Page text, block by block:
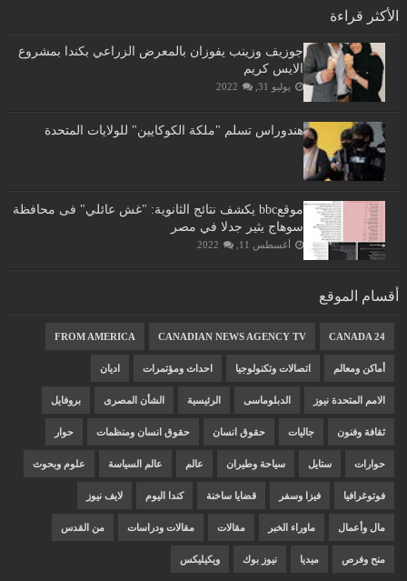
الأكثر قراءة
جوزيف وزينب يفوزان بالمعرض الزراعي بكندا بمشروع
الايس كريم
يوليو 31, 2022
هندوراس تسلم "ملكة الكوكايين" للولايات المتحدة
موقعbbc يكشف نتائج الثانوية: "غش عائلي" فى محافظة
سوهاج يثير جدلا في مصر
أغسطس 11, 2022
أقسام الموقع
CANADA 24
CANADIAN NEWS AGENCY TV
FROM AMERICA
أماكن ومعالم اتصالات وتكنولوجيا احداث ومؤتمرات اديان
الامم المتحدة نيوز الدبلوماسى الرئيسية الشأن المصرى بروفايل
ثقافة وفنون جاليات حقوق انسان حقوق انسان ومنظمات حوار
حوارات ستايل سياحة وطيران عالم عالم السياسة علوم وبحوث
فوتوغرافيا فيزا وسفر قضايا ساخنة كندا اليوم لايف نيوز
مال وأعمال ماوراء الخبر مقالات مقالات ودراسات من القدس
منح وفرص ميديا نيوز بوك ويكيليكس